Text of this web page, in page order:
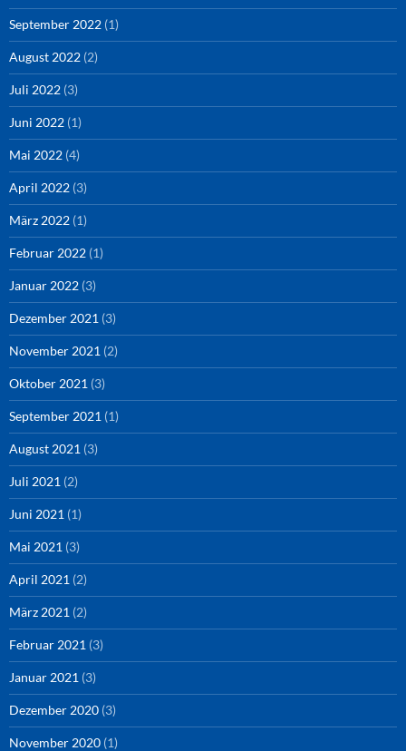
September 2022 (1)
August 2022 (2)
Juli 2022 (3)
Juni 2022 (1)
Mai 2022 (4)
April 2022 (3)
März 2022 (1)
Februar 2022 (1)
Januar 2022 (3)
Dezember 2021 (3)
November 2021 (2)
Oktober 2021 (3)
September 2021 (1)
August 2021 (3)
Juli 2021 (2)
Juni 2021 (1)
Mai 2021 (3)
April 2021 (2)
März 2021 (2)
Februar 2021 (3)
Januar 2021 (3)
Dezember 2020 (3)
November 2020 (1)